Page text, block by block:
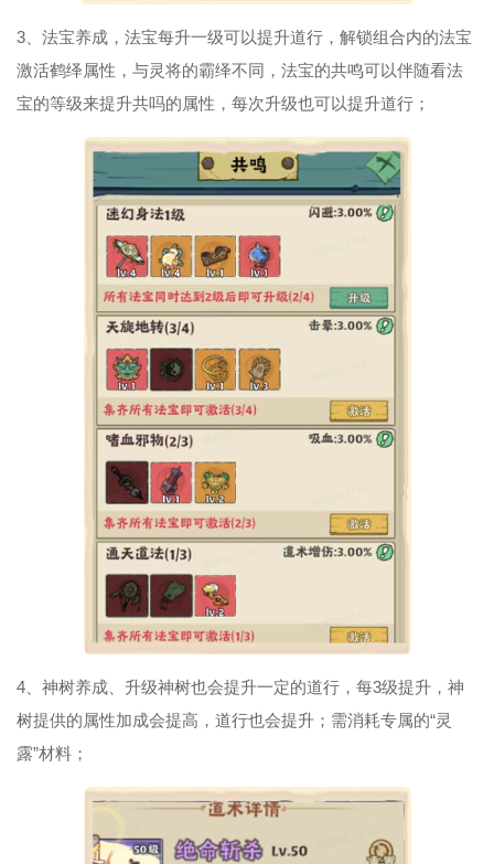
3、法宝养成，法宝每升一级可以提升道行，解锁组合内的法宝
激活鹤绎属性，与灵将的霸绎不同，法宝的共鸣可以伴随看法
宝的等级来提升共吗的属性，每次升级也可以提升道行；
4、神树养成、升级神树也会提升一定的道行，每3级提升，神
树提供的属性加成会提高，道行也会提升；需消耗专属的“灵
露”材料；